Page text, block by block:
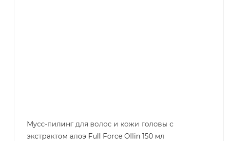
Мусс-пилинг для волос и кожи головы с
экстрактом алоэ Full Force Ollin 150 мл